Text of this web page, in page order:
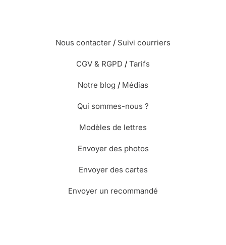
Nous contacter / Suivi courriers
CGV & RGPD / Tarifs
Notre blog / Médias
Qui sommes-nous ?
Modèles de lettres
Envoyer des photos
Envoyer des cartes
Envoyer un recommandé